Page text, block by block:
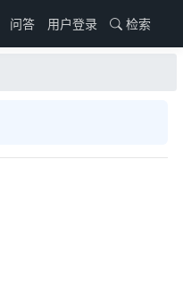
问答 用户登录 检索